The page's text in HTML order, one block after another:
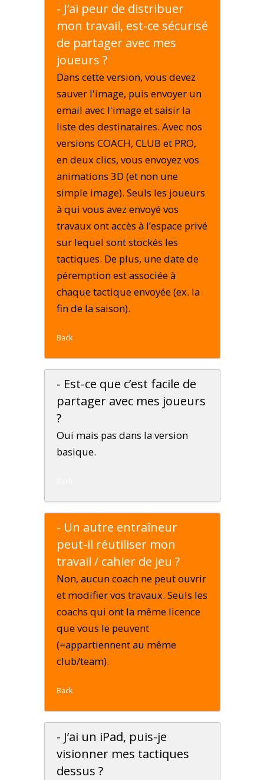
- J’ai peur de distribuer
mon travail, est-ce sécurisé
de partager avec mes
joueurs ?
Dans cette version, vous devez
sauver l'image, puis envoyer un
email avec l'image et saisir la
liste des destinataires. Avec nos
versions COACH, CLUB et PRO,
en deux clics, vous envoyez vos
animations 3D (et non une
simple image). Seuls les joueurs
à qui vous avez envoyé vos
travaux ont accès à l’espace privé
sur lequel sont stockés les
tactiques. De plus, une date de
péremption est associée à
chaque tactique envoyée (ex. la
fin de la saison).
Back
- Est-ce que c’est facile de
partager avec mes joueurs
?
Oui mais pas dans la version
basique.
- Un autre entraîneur
peut-il réutiliser mon
travail / cahier de jeu ?
Non, aucun coach ne peut ouvrir
et modifier vos travaux. Seuls les
coachs qui ont la même licence
que vous le peuvent
(=appartiennent au même
club/team).
Back
- J’ai un iPad, puis-je
visionner mes tactiques
dessus ?